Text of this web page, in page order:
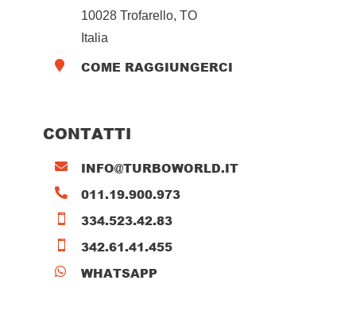
10028 Trofarello, TO
Italia
 COME RAGGIUNGERCI
CONTATTI
 INFO@TURBOWORLD.IT
 011.19.900.973
 334.523.42.83
 342.61.41.455
 WHATSAPP